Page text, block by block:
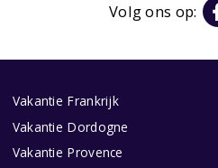
Volg ons op:
Vakantie Frankrijk
Vakantie Dordogne
Vakantie Provence